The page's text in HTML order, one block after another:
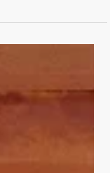
Entwürfe
zeitlos...